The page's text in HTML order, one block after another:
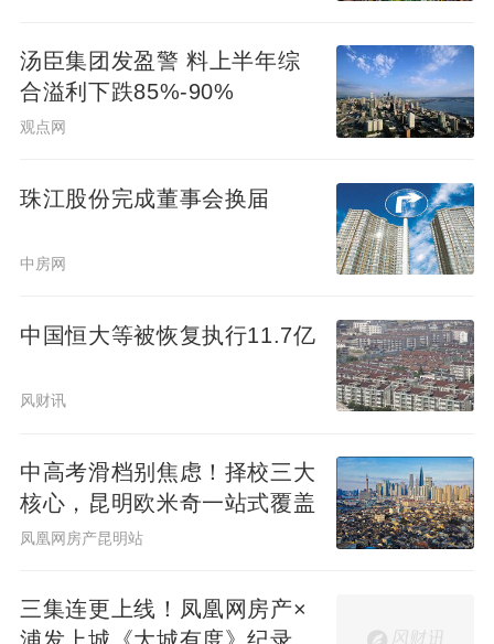
汤臣集团发盈警 料上半年综
合溢利下跌85%-90%
观点网
珠江股份完成董事会换届
中房网
中国恒大等被恢复执行11.7亿
风财讯
中高考滑档别焦虑！择校三大
核心，昆明欧米奇一站式覆盖
凤凰网房产昆明站
三集连更上线！凤凰网房产×